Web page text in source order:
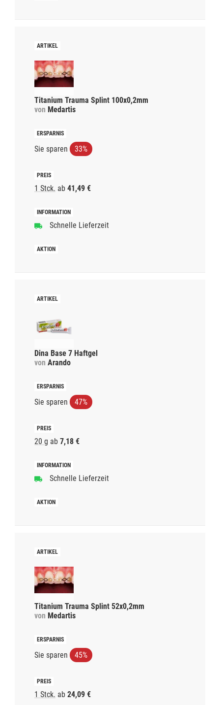
Titanium Trauma Splint 100x0,2mm
von Medartis
Sie sparen 33%
1 Stck. ab 41,49 €
Schnelle Lieferzeit
Dina Base 7 Haftgel
von Arando
Sie sparen 47%
20 g ab 7,18 €
Schnelle Lieferzeit
Titanium Trauma Splint 52x0,2mm
von Medartis
Sie sparen 45%
1 Stck. ab 24,09 €